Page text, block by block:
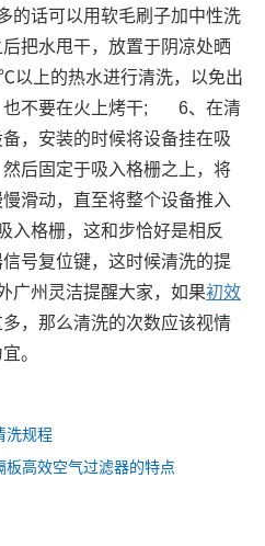
的话可以用软毛刷子加中性洗
把水甩干，放置于阴凉处晒
上的热水进行清洗，以免出
不要在火上烤干;
6、在清
，安装的时候将设备挂在吸
后固定于吸入格栅之上，将
滑动，直至将整个设备推入
入格栅，这和步恰好是相反
号复位键，这时候清洗的提
广州灵洁提醒大家，如果初效
，那么清洗的次数应该视情
。
洗规程
板高效空气过滤器的特点